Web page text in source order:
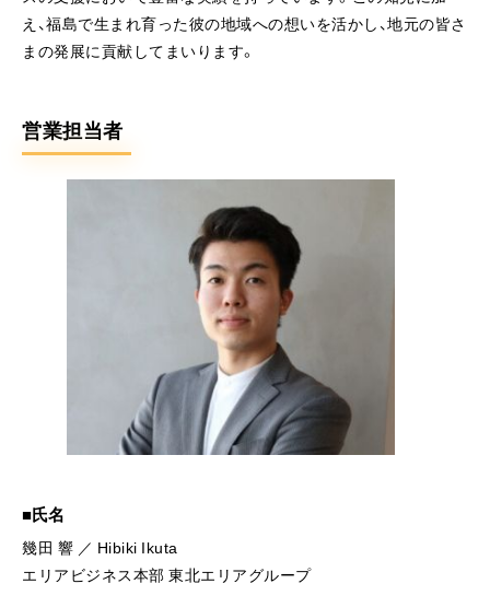
え、福島で生まれ育った彼の地域への想いを活かし、地元の皆さ
まの発展に貢献してまいります。
営業担当者
氏名
幾田 響 ／ Hibiki Ikuta
エリアビジネス本部 東北エリアグループ